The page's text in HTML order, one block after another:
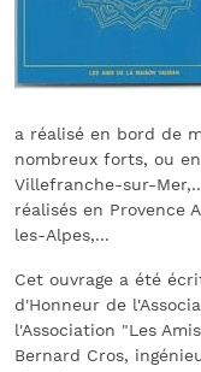
a réalisé en bord de
nombreux forts, ou
Villefranche-sur-
réalisés en Provence
les-Alpes,...
Cet ouvrage a été
d'Honneur de
l'Association "Les
Bernard Cros,